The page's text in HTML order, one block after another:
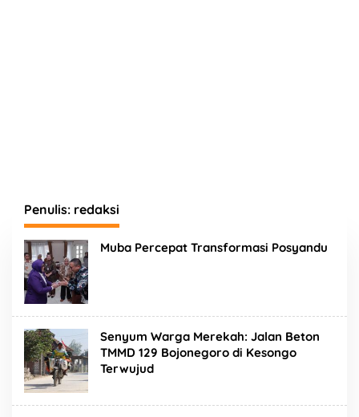
Penulis: redaksi
Muba Percepat Transformasi Posyandu
Senyum Warga Merekah: Jalan Beton
TMMD 129 Bojonegoro di Kesongo
Terwujud